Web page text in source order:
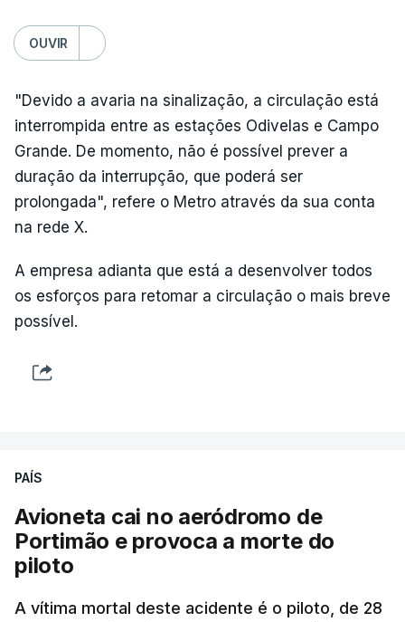
OUVIR
"Devido a avaria na sinalização, a circulação está
interrompida entre as estações Odivelas e Campo
Grande. De momento, não é possível prever a
duração da interrupção, que poderá ser
prolongada", refere o Metro através da sua conta
na rede X.
A empresa adianta que está a desenvolver todos
os esforços para retomar a circulação o mais breve
possível.
PAÍS
Avioneta cai no aeródromo de
Portimão e provoca a morte do
piloto
A vítima mortal deste acidente é o piloto, de 28